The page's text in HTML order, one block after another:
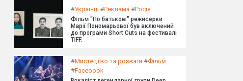
#Українці #Реклама #Росія
Фільм "По батькові" режисерки
Марії Пономарьової був включений
до програми Short Cuts на фестивалі
TIFF.
#Мистецтво та розваги #Фільм
#Facebook